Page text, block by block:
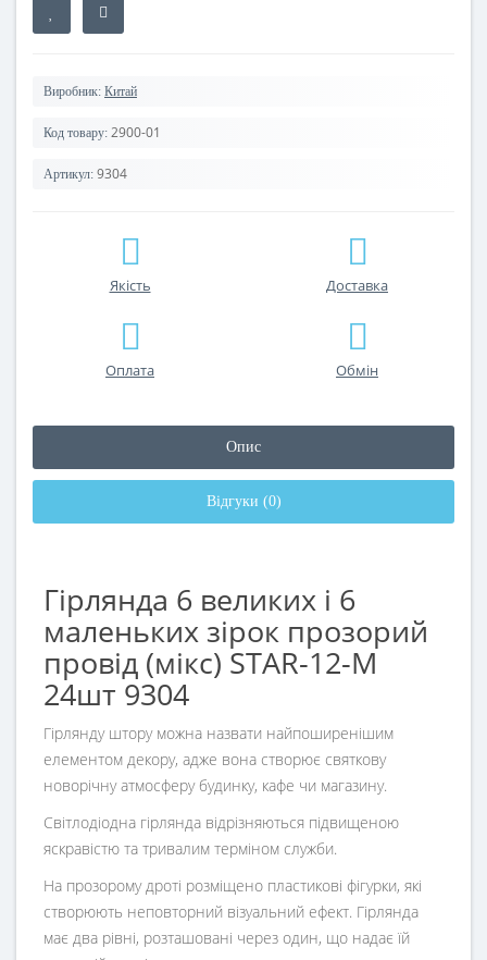
Виробник: Китай
Код товару: 2900-01
Артикул: 9304
Якість Доставка
Оплата Обмін
Опис
Відгуки (0)
Гірлянда 6 великих і 6
маленьких зірок прозорий
провід (мікс) STAR-12-M
24шт 9304
Гірлянду штору можна назвати найпоширенішим
елементом декору, адже вона створює святкову
новорічну атмосферу будинку, кафе чи магазину.
Світлодіодна гірлянда відрізняються підвищеною
яскравістю та тривалим терміном служби.
На прозорому дроті розміщено пластикові фігурки, які
створюють неповторний візуальний ефект. Гірлянда
має два рівні, розташовані через один, що надає їй